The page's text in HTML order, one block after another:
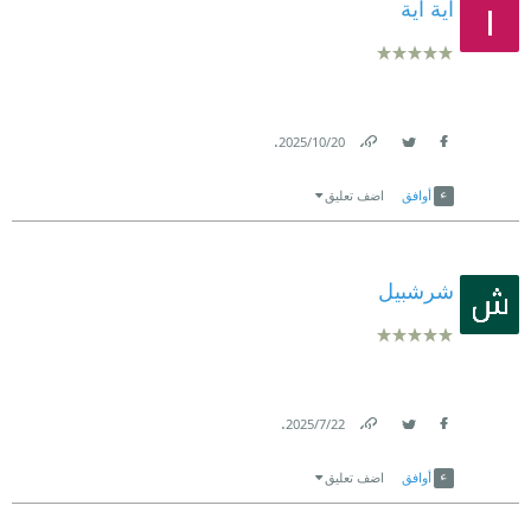
اية اية
20‏/10‏/2025
.
أوافق اضف تعليق
شرشبيل
22‏/7‏/2025
.
أوافق اضف تعليق